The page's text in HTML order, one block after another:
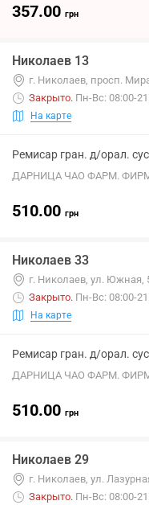
357.00 грн
Николаев 13
г. Николаев, просп.
Закрыто. Пн-Вс: 08:00-
На карте
Ремисар гран. д/орал.
ДАРНИЦА ЧАО ФАРМ.
510.00 грн
Николаев 33
г. Николаев, ул. Южная,
Закрыто. Пн-Вс: 08:00-
На карте
Ремисар гран. д/орал.
ДАРНИЦА ЧАО ФАРМ.
510.00 грн
Николаев 29
г. Николаев, ул.
Закрыто. Пн-Вс: 08:00-